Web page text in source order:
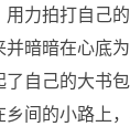
力拍打自己
并暗暗在心底
自己的大书
间的小路上